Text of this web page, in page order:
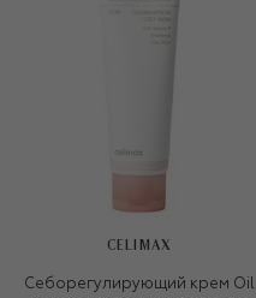
CELIMAX
Себорегулирующий крем Oil